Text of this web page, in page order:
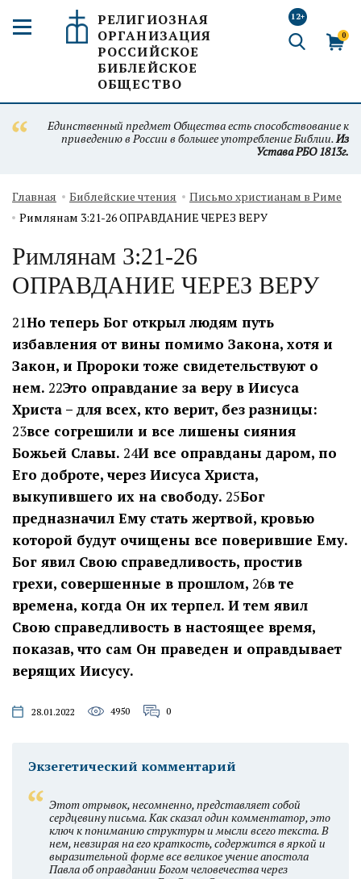
РЕЛИГИОЗНАЯ
ОРГАНИЗАЦИЯ
РОССИЙСКОЕ
БИБЛЕЙСКОЕ
ОБЩЕСТВО
12+
0
Единственный предмет Общества есть способствование к
приведению в России в большее употребление Библии.Из
Устава РБО 1813г.
Главная Библейские чтения
Письмо христианам в Риме
Римлянам 3:21-26 ОПРАВДАНИЕ ЧЕРЕЗ ВЕРУ
Римлянам 3:21-26
ОПРАВДАНИЕ ЧЕРЕЗ ВЕРУ
21Но теперь Бог открыл людям путь
избавления от вины помимо Закона, хотя и
Закон, и Пророки тоже свидетельствуют о
нем. 22Это оправдание за веру в Иисуса
Христа – для всех, кто верит, без разницы:
23все согрешили и все лишены сияния
Божьей Славы. 24И все оправданы даром, по
Его доброте, через Иисуса Христа,
выкупившего их на свободу. 25Бог
предназначил Ему стать жертвой, кровью
которой будут очищены все поверившие Ему.
Бог явил Свою справедливость, простив
грехи, совершенные в прошлом, 26в те
времена, когда Он их терпел. И тем явил
Свою справедливость в настоящее время,
показав, что сам Он праведен и оправдывает
верящих Иисусу.
28.01.2022 4950 0
Экзегетический комментарий
Этот отрывок, несомненно, представляет собой
сердцевину письма. Как сказал один комментатор, это
ключ к пониманию структуры и мысли всего текста. В
нем, невзирая на его краткость, содержится в яркой и
выразительной форме все великое учение апостола
Павла об оправдании Богом человечества через